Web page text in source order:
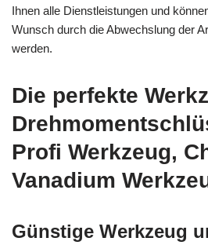
Ihnen alle Dienstleistungen und
Wunsch durch die Abwechslung der
werden.
Die perfekte
Profi Werkzeug,
Vanadium
Günstige Werkzeug